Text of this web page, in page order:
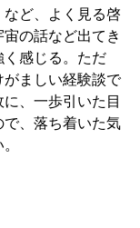
など、よく見る啓
の話など出てき
感じる。ただ
がましい経験談で
、一歩引いた目
、落ち着いた気